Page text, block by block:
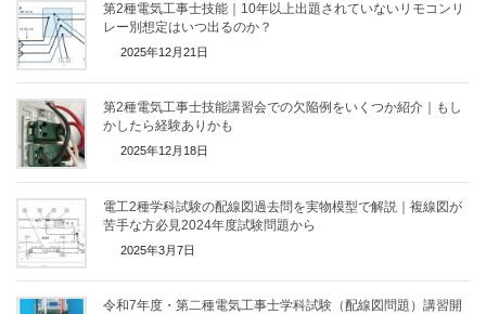
第2種電気工事士技能｜10年以上出題されていないリモコンリ
レー別想定はいつ出るのか？
2025年12月21日
第2種電気工事士技能講習会での欠陥例をいくつか紹介｜もし
かしたら経験ありかも
2025年12月18日
電工2種学科試験の配線図過去問を実物模型で解説｜複線図が
苦手な方必見2024年度試験問題から
2025年3月7日
令和7年度・第二種電気工事士学科試験（配線図問題）講習開